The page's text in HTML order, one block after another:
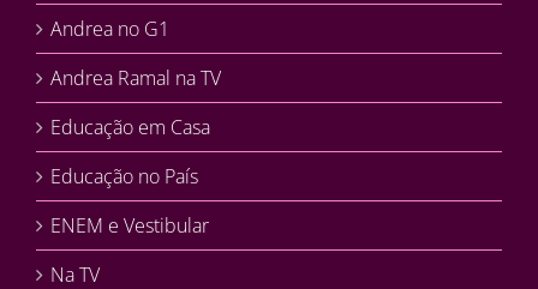
Andrea no G1
Andrea Ramal na TV
Educação em Casa
Educação no País
ENEM e Vestibular
Na TV